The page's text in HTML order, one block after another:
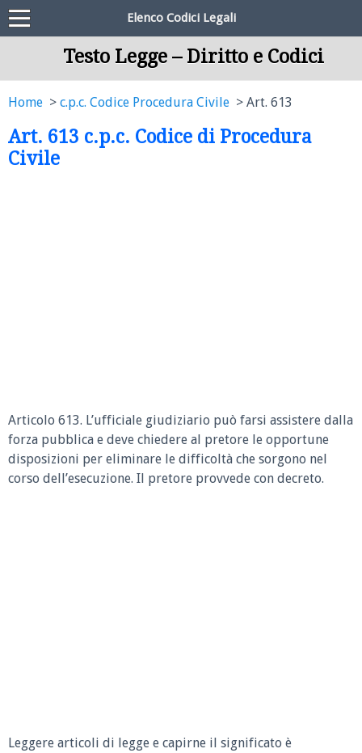
Elenco Codici Legali
Testo Legge – Diritto e Codici
Home c.p.c. Codice Procedura Civile Art. 613
Art. 613 c.p.c. Codice di Procedura
Civile
Articolo 613. L’ufficiale giudiziario può farsi assistere dalla
forza pubblica e deve chiedere al pretore le opportune
disposizioni per eliminare le difficoltà che sorgono nel
corso dell’esecuzione. Il pretore provvede con decreto.
Leggere articoli di legge e capirne il significato è